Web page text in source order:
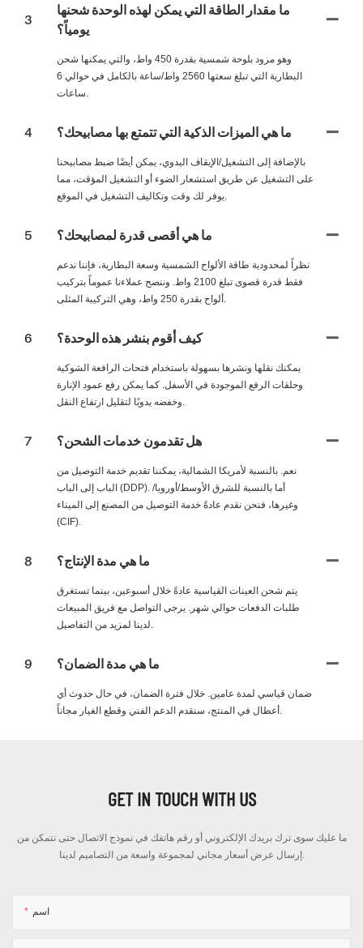
3
ما مقدار الطاقة التي يمكن لهذه الوحدة شحنها
يومياً؟
وهو مزود بلوحة شمسية بقدرة 450 واط، والتي يمكنها شحن
البطارية التي تبلغ سعتها 2560 واط/ساعة بالكامل في حوالي 6
ساعات.
4 ما هي الميزات الذكية التي تتمتع بها مصابيحك؟
بالإضافة إلى التشغيل/الإيقاف اليدوي، يمكن أيضًا ضبط مصابيحنا
على التشغيل عن طريق استشعار الضوء أو التشغيل المؤقت، مما
يوفر لك وقت وتكاليف التشغيل في الموقع.
5 ما هي أقصى قدرة لمصابيحك؟
نظراً لمحدودية طاقة الألواح الشمسية وسعة البطارية، فإننا ندعم
فقط قدرة قصوى تبلغ 2100 واط. وننصح عملاءنا عموماً بتركيب
ألواح بقدرة 250 واط، وهي التركيبة المثلى.
6 كيف أقوم بنشر هذه الوحدة؟
يمكنك نقلها ونشرها بسهولة باستخدام فتحات الرافعة الشوكية
وحلقات الرفع الموجودة في الأسفل. كما يمكن رفع عمود الإنارة
وخفضه يدويًا لتقليل ارتفاع النقل.
7 هل تقدمون خدمات الشحن؟
نعم. بالنسبة لأمريكا الشمالية، يمكننا تقديم خدمة التوصيل من
الباب إلى الباب (DDP). أما بالنسبة للشرق الأوسط/أوروبا/
وغيرها، فنحن نقدم عادةً خدمة التوصيل من المصنع إلى الميناء
(CIF).
8 ما هي مدة الإنتاج؟
يتم شحن العينات القياسية عادةً خلال أسبوعين، بينما تستغرق
طلبات الدفعات حوالي شهر. يرجى التواصل مع فريق المبيعات
لدينا لمزيد من التفاصيل.
9 ما هي مدة الضمان؟
ضمان قياسي لمدة عامين. خلال فترة الضمان، في حال حدوث أي
أعطال في المنتج، سنقدم الدعم الفني وقطع الغيار مجاناً.
GET IN TOUCH WITH US
ما عليك سوى ترك بريدك الإلكتروني أو رقم هاتفك في نموذج الاتصال حتى نتمكن من
إرسال عرض أسعار مجاني لمجموعة واسعة من التصاميم لدينا.
اسم